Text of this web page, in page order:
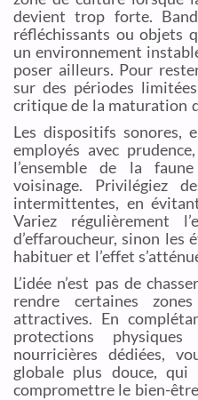
devient trop forte.
réfléchissants ou objets
un environnement
poser ailleurs. Pour
sur des périodes
critique de la maturation
Les dispositifs sonores,
employés avec
l’ensemble de la
voisinage. Privilégiez
intermittentes, en
Variez régulièrement
d’effaroucheur, sinon les
habituer et l’effet
L’idée n’est pas de
rendre certaines
attractives. En
protections
nourricières dédiées,
globale plus douce, qui
compromettre le bien-